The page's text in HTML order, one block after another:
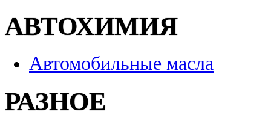
АВТОХИМИЯ
Автомобильные масла
РАЗНОЕ